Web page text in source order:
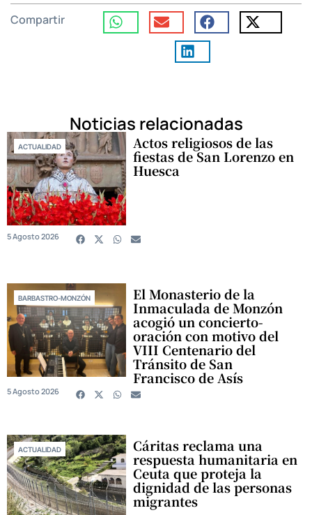
Compartir
Noticias relacionadas
ACTUALIDAD Actos religiosos de las
fiestas de San Lorenzo en
Huesca
5 Agosto 2026
BARBASTRO-MONZÓN El Monasterio de la
Inmaculada de Monzón
acogió un concierto-
oración con motivo del
VIII Centenario del
Tránsito de San
Francisco de Asís
5 Agosto 2026
ACTUALIDAD Cáritas reclama una
respuesta humanitaria en
Ceuta que proteja la
dignidad de las personas
migrantes